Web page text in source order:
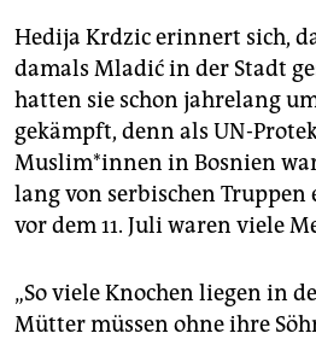
Hedija Krdzic erinnert sich,
damals Mladić in der Stadt
hatten sie schon jahrelang
gekämpft, denn als UN-
Mus­li­m*in­nen in Bosnien
lang von serbischen Truppen
vor dem 11. Juli waren viele
„So viele Knochen liegen in
Mütter müssen ohne ihre